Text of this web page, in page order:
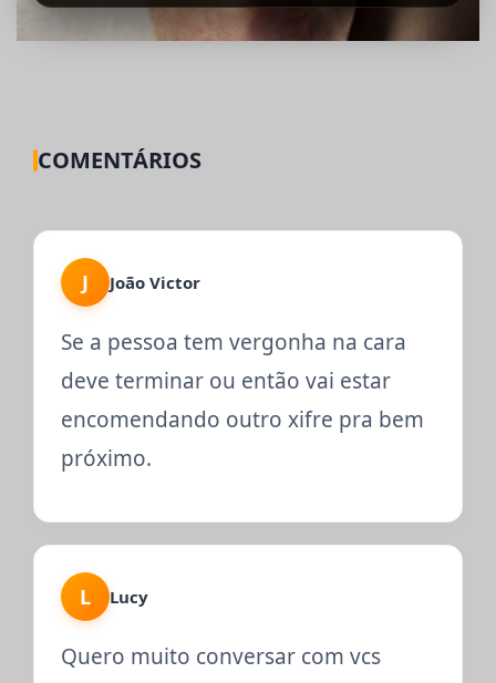
COMENTÁRIOS
J João Victor
Se a pessoa tem vergonha na cara
deve terminar ou então vai estar
encomendando outro xifre pra bem
próximo.
L Lucy
Quero muito conversar com vcs